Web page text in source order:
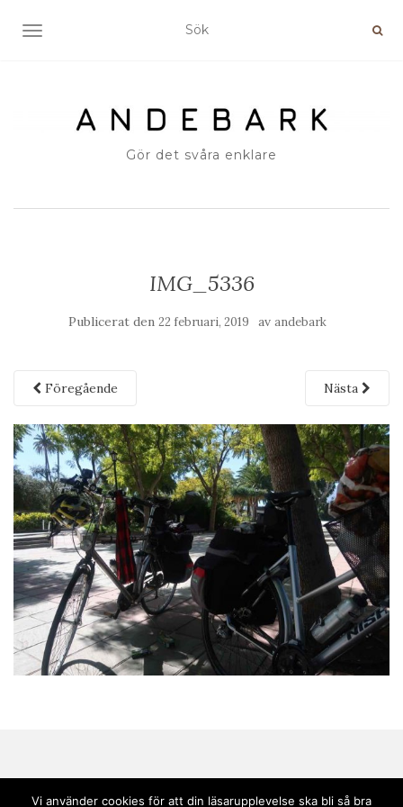
SLÅ PÅ/AV NAVIGERING
Gör det svåra enklare
IMG_5336
Publicerat den 22 februari, 2019 av andebark
Föregående Nästa
Vi använder cookies för att din läsarupplevelse ska bli så bra